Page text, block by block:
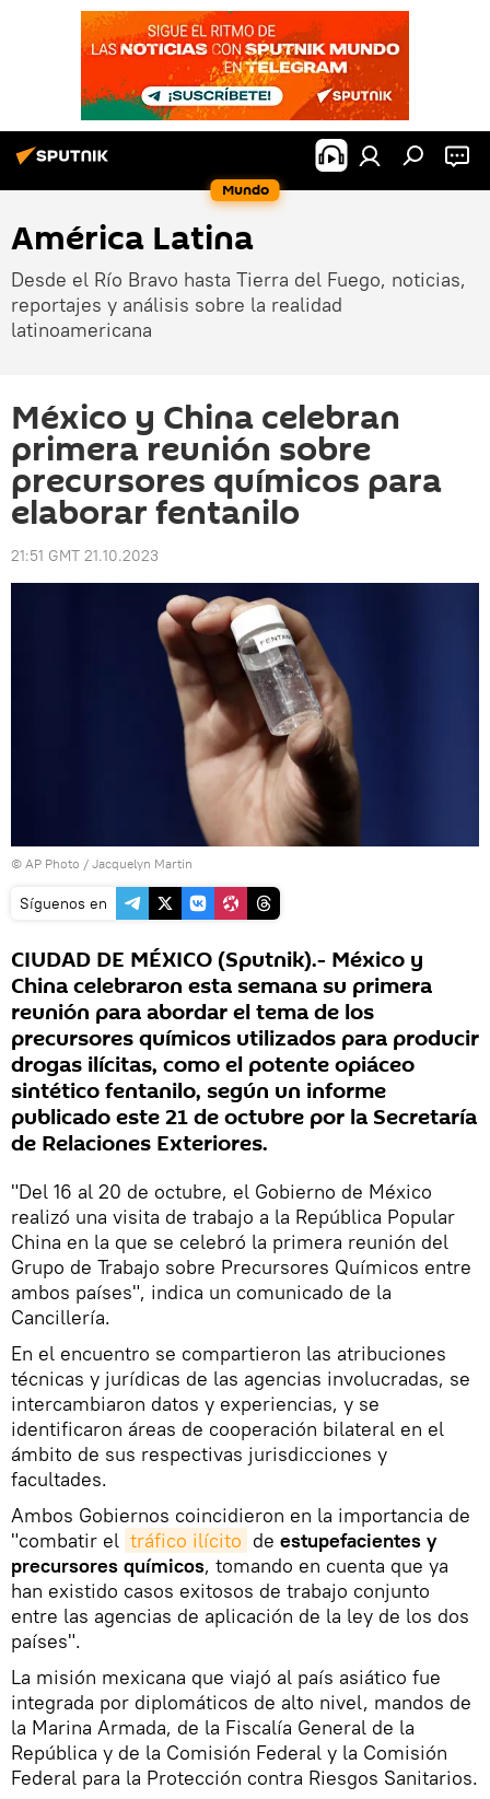
Mundo
América Latina
Desde el Río Bravo hasta Tierra del Fuego, noticias,
reportajes y análisis sobre la realidad
latinoamericana
México y China celebran
primera reunión sobre
precursores químicos para
elaborar fentanilo
21:51 GMT 21.10.2023
© AP Photo / Jacquelyn Martin
Síguenos en
CIUDAD DE MÉXICO (Sputnik).- México y
China celebraron esta semana su primera
reunión para abordar el tema de los
precursores químicos utilizados para producir
drogas ilícitas, como el potente opiáceo
sintético fentanilo, según un informe
publicado este 21 de octubre por la Secretaría
de Relaciones Exteriores.
"Del 16 al 20 de octubre, el Gobierno de México
realizó una visita de trabajo a la República Popular
China en la que se celebró la primera reunión del
Grupo de Trabajo sobre Precursores Químicos entre
ambos países", indica un comunicado de la
Cancillería.
En el encuentro se compartieron las atribuciones
técnicas y jurídicas de las agencias involucradas, se
intercambiaron datos y experiencias, y se
identificaron áreas de cooperación bilateral en el
ámbito de sus respectivas jurisdicciones y
facultades.
Ambos Gobiernos coincidieron en la importancia de
"combatir el tráfico ilícito de estupefacientes y
precursores químicos, tomando en cuenta que ya
han existido casos exitosos de trabajo conjunto
entre las agencias de aplicación de la ley de los dos
países".
La misión mexicana que viajó al país asiático fue
integrada por diplomáticos de alto nivel, mandos de
la Marina Armada, de la Fiscalía General de la
República y de la Comisión Federal y la Comisión
Federal para la Protección contra Riesgos Sanitarios.